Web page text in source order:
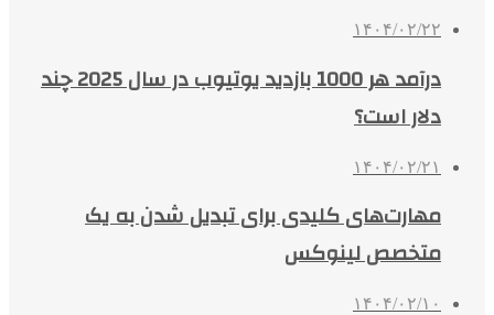
۱۴۰۴/۰۲/۲۲
درآمد هر 1000 بازدید یوتیوب در سال 2025 چند
دلار است؟
۱۴۰۴/۰۲/۲۱
مهارت‌های کلیدی برای تبدیل شدن به یک
متخصص لینوکس
۱۴۰۴/۰۲/۱۰